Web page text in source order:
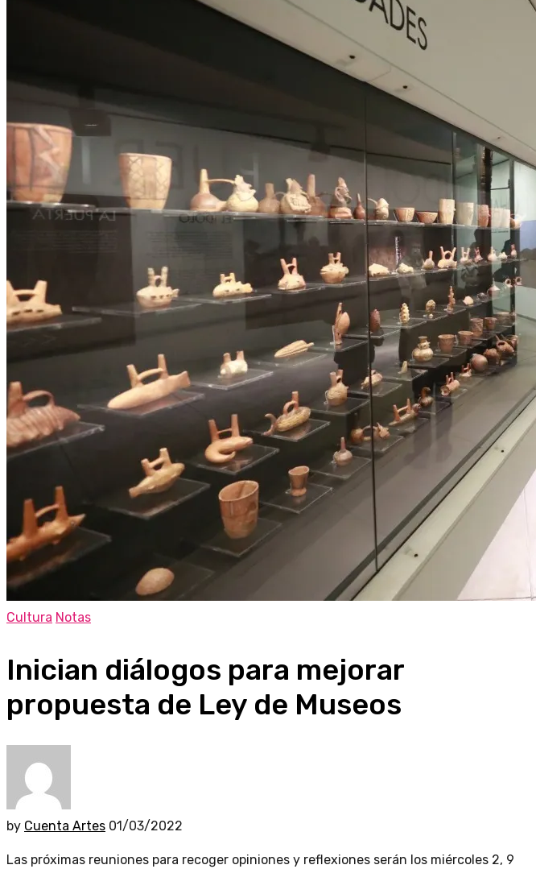
Cultura Notas
Inician diálogos para mejorar
propuesta de Ley de Museos
by Cuenta Artes 01/03/2022
Las próximas reuniones para recoger opiniones y reflexiones serán los miércoles 2, 9